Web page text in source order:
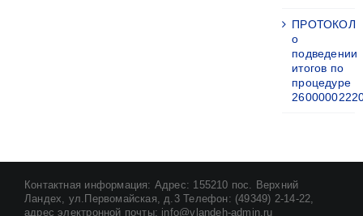
ПРОТОКОЛ
о
подведении
итогов по
процедуре
Контактная информация: Адрес: 155210 пос. Верхний
Ландех, ул.Первомайская, д.3 Телефон: (49349) 2-14-22,
адрес электронной почты: info@vlandeh-admin.ru